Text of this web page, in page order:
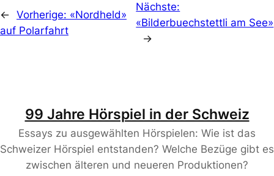
← Vorherige: «Nordheld»
auf Polarfahrt
Nächste:
«Bilderbuechstettli am See»
→
99 Jahre Hörspiel in der Schweiz
Essays zu ausgewählten Hörspielen: Wie ist das
Schweizer Hörspiel entstanden? Welche Bezüge gibt es
zwischen älteren und neueren Produktionen?